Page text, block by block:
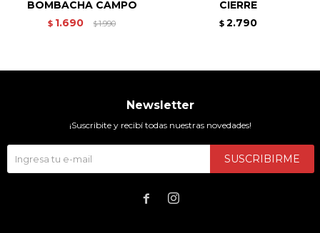
BOMBACHA CAMPO
$ 1.690 $1.990
CIERRE
$ 2.790
Newsletter
¡Suscribite y recibí todas nuestras novedades!
SUSCRIBIRME
 